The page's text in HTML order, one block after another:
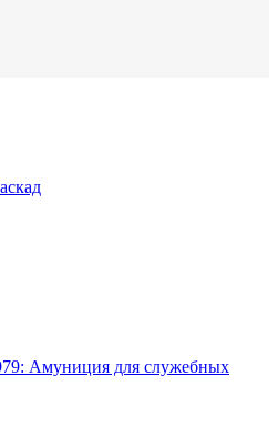
Амуниция для служебных